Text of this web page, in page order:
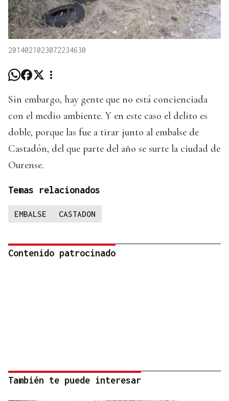
2014021023072234630
Sin embargo, hay gente que no está concienciada
con el medio ambiente. Y en este caso el delito es
doble, porque las fue a tirar junto al embalse de
Castadón, del que parte del año se surte la ciudad de
Ourense.
Temas relacionados
EMBALSE CASTADON
Contenido patrocinado
También te puede interesar